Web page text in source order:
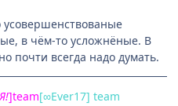
усовершенствованые
в чём-то усложнёные. В
почти всегда надо думать.
!]team[∞Ever17] team